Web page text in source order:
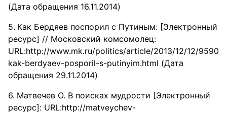
(Дата обращения 16.11.2014)
Как Бердяев поспорил с Путиным: [Электронный
ресурс] // Московский комсомолец:
URL:http://www.mk.ru/politics/article/2013/12/12/
kak-berdyaev-posporil-s-putinyim.html (Дата
обращения 29.11.2014)
Матвечев О. В поисках мудрости [Электронный
ресурс]: URL:http://matveychev-